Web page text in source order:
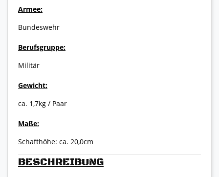
BESCHREIBUNG
Armee:
Bundeswehr
Berufsgruppe:
Militär
Gewicht:
ca. 1,7kg / Paar
Maße:
Schafthöhe: ca. 20,0cm